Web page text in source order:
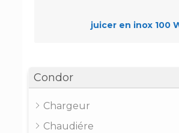
Condor
Chargeur
Chaudiére
juicer en inox 100